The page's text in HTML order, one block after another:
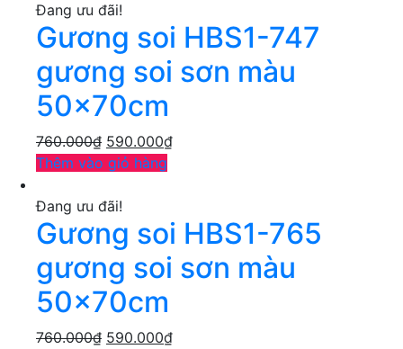
Đang ưu đãi!
Gương soi HBS1-747
gương soi sơn màu
50x70cm
760.000₫ 590.000₫
Thêm vào giỏ hàng
Đang ưu đãi!
Gương soi HBS1-765
gương soi sơn màu
50x70cm
760.000₫ 590.000₫